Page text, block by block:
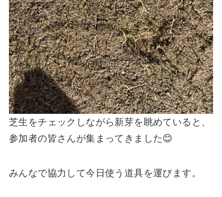
芝生をチェックしながら新芽を眺めていると、
参加者の皆さんが集まってきました😊
みんなで協力して今日使う道具を運びます。